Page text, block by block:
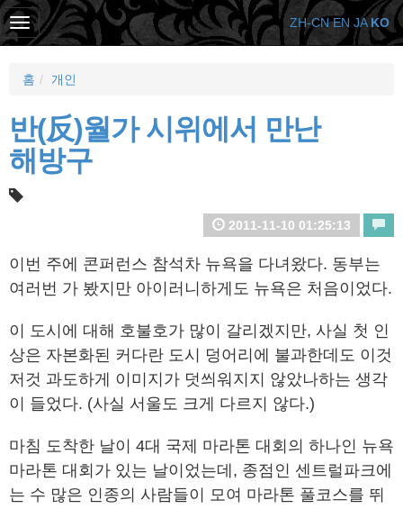
홈 개인
반(反)월가 시위에서 만난
해방구
2011-11-10 01:25:13
이번 주에 콘퍼런스 참석차 뉴욕을 다녀왔다. 동부는
여러번 가 봤지만 아이러니하게도 뉴욕은 처음이었다.
이 도시에 대해 호불호가 많이 갈리겠지만, 사실 첫 인
상은 자본화된 커다란 도시 덩어리에 불과한데도 이것
저것 과도하게 이미지가 덧씌워지지 않았나하는 생각
이 들었다. (사실 서울도 크게 다르지 않다.)
마침 도착한 날이 4대 국제 마라톤 대회의 하나인 뉴욕
마라톤 대회가 있는 날이었는데, 종점인 센트럴파크에
는 수 많은 인종의 사람들이 모여 마라톤 풀코스를 뛰
ZH-CN EN JA KO